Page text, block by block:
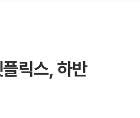
릭스, 하반